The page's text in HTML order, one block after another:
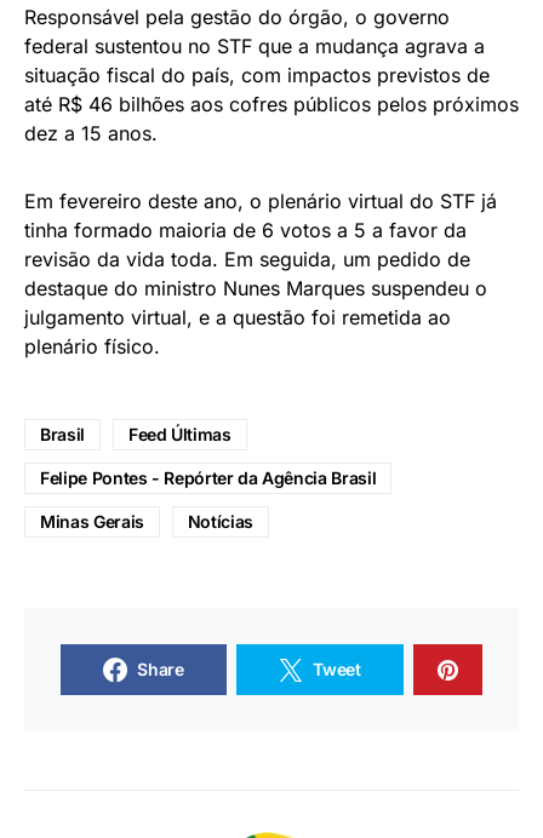
Responsável pela gestão do órgão, o governo
federal sustentou no STF que a mudança agrava a
situação fiscal do país, com impactos previstos de
até R$ 46 bilhões aos cofres públicos pelos próximos
dez a 15 anos.
Em fevereiro deste ano, o plenário virtual do STF já
tinha formado maioria de 6 votos a 5 a favor da
revisão da vida toda. Em seguida, um pedido de
destaque do ministro Nunes Marques suspendeu o
julgamento virtual, e a questão foi remetida ao
plenário físico.
Brasil Feed Últimas
Felipe Pontes - Repórter da Agência Brasil
Minas Gerais Notícias
Share Tweet